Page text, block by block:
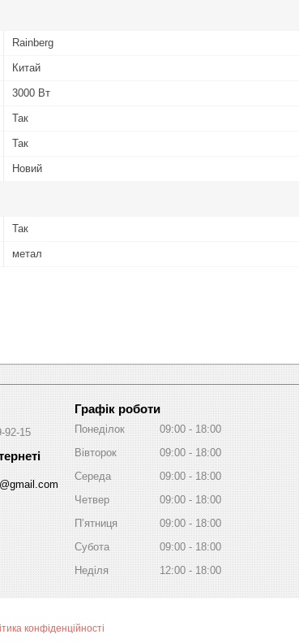
Rainberg
Китай
3000 Вт
Так
Так
Новий
Так
метал
92-15
Графік роботи
Понеділок 09:00
18:00
Вівторок
09:00
18:00
Середа
09:00
18:00
Четвер
09:00
18:00
Пʼятниця
09:00
18:00
Субота
09:00
18:00
Неділя
12:00 18:00
конфіденційності